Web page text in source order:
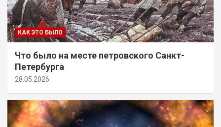
КАК ЭТО БЫЛО
Что было на месте петровского Санкт-
Петербурга
28.05.2026